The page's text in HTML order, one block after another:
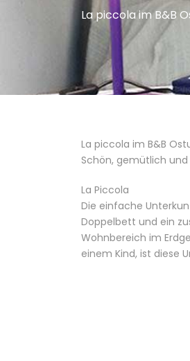
La piccola im B&B
La piccola im B&B
Schön, gemütlich
La Piccola
Die einfache
Doppelbett und ein
Wohnbereich im
einem Kind, ist diese